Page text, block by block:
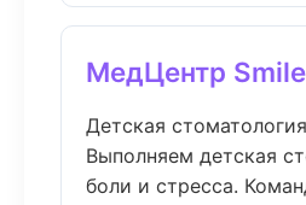
МедЦентр
Детская
Выполняем детская
боли и стресса.